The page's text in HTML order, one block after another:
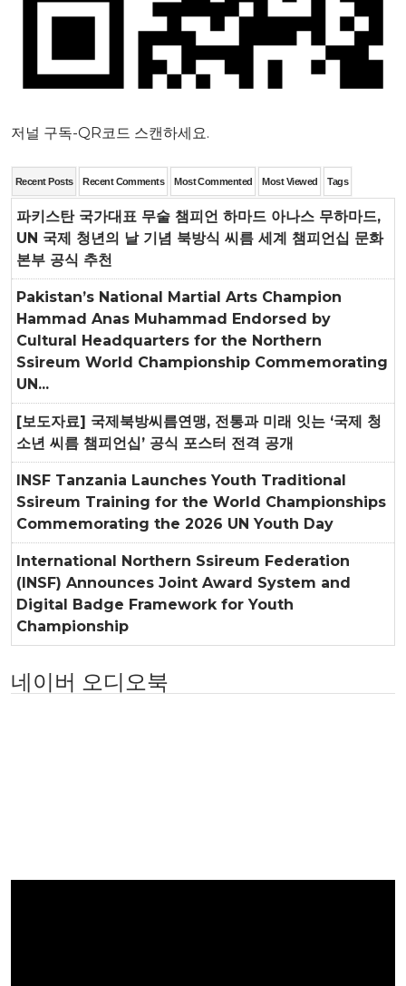
저널 구독-QR코드 스캔하세요.
Recent Posts Recent Comments Most Commented Most Viewed Tags
파키스탄 국가대표 무술 챔피언 하마드 아나스 무하마드,
UN 국제 청년의 날 기념 북방식 씨름 세계 챔피언십 문화
본부 공식 추천
Pakistan’s National Martial Arts Champion
Hammad Anas Muhammad Endorsed by
Cultural Headquarters for the Northern
Ssireum World Championship Commemorating
UN...
[보도자료] 국제북방씨름연맹, 전통과 미래 잇는 ‘국제 청
소년 씨름 챔피언십’ 공식 포스터 전격 공개
INSF Tanzania Launches Youth Traditional
Ssireum Training for the World Championships
Commemorating the 2026 UN Youth Day
International Northern Ssireum Federation
(INSF) Announces Joint Award System and
Digital Badge Framework for Youth
Championship
네이버 오디오북